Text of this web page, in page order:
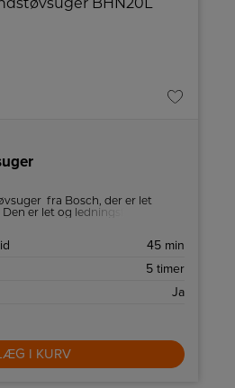
fra Bosch, der er let
er let og ledningsfri, hvilket
45 min
5 timer
Ja
I KURV